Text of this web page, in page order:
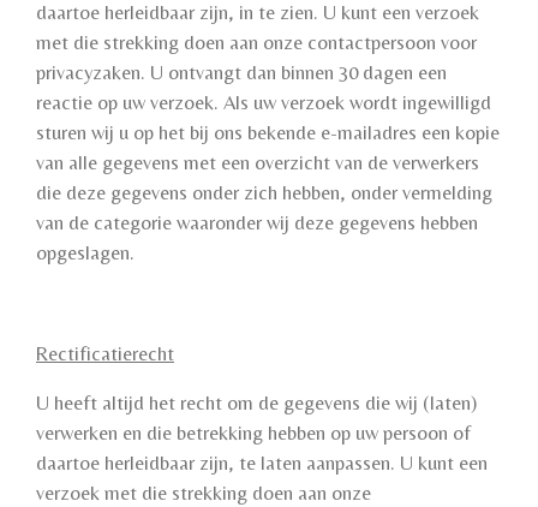
daartoe herleidbaar zijn, in te zien. U kunt een verzoek
met die strekking doen aan onze contactpersoon voor
privacyzaken. U ontvangt dan binnen 30 dagen een
reactie op uw verzoek. Als uw verzoek wordt ingewilligd
sturen wij u op het bij ons bekende e-mailadres een kopie
van alle gegevens met een overzicht van de verwerkers
die deze gegevens onder zich hebben, onder vermelding
van de categorie waaronder wij deze gegevens hebben
opgeslagen.
Rectificatierecht
U heeft altijd het recht om de gegevens die wij (laten)
verwerken en die betrekking hebben op uw persoon of
daartoe herleidbaar zijn, te laten aanpassen. U kunt een
verzoek met die strekking doen aan onze